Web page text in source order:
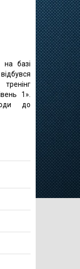
на базі
1».
до
освіти
16 Липня,
10 липня в
відбулася
міста Рівне
методичного